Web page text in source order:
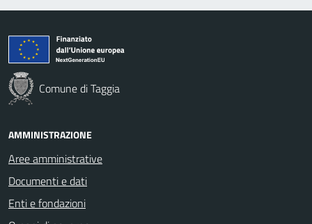
Comune di Taggia
AMMINISTRAZIONE
Aree amministrative
Documenti e dati
Enti e fondazioni